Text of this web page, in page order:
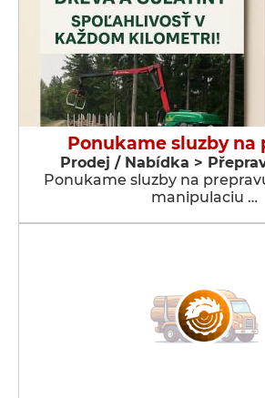
Ponukame sluzby na
Prodej / Nabídka >
Ponukame sluzby na
manipulaciu …